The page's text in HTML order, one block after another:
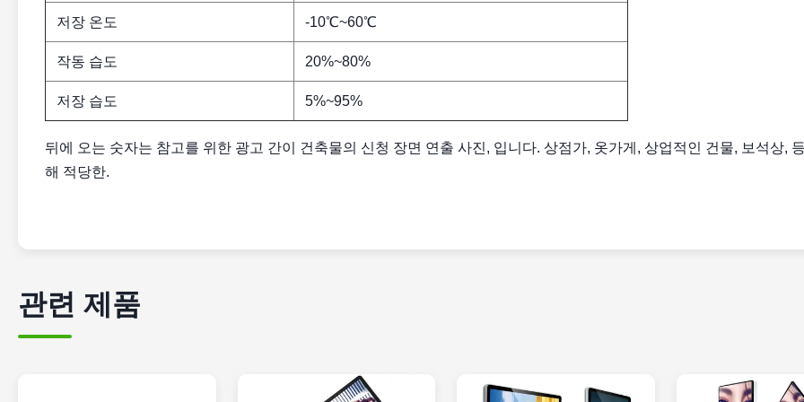
저장 온도 -10℃~60℃
작동 습도 20%~80%
저장 습도 5%~95%
뒤에 오는 숫자는 참고를 위한 광고 간이 건축물의 신청 장면 연출 사진, 입니다. 상점가, 옷가게, 상업적인 건물, 보석상,
해 적당한.
관련 제품